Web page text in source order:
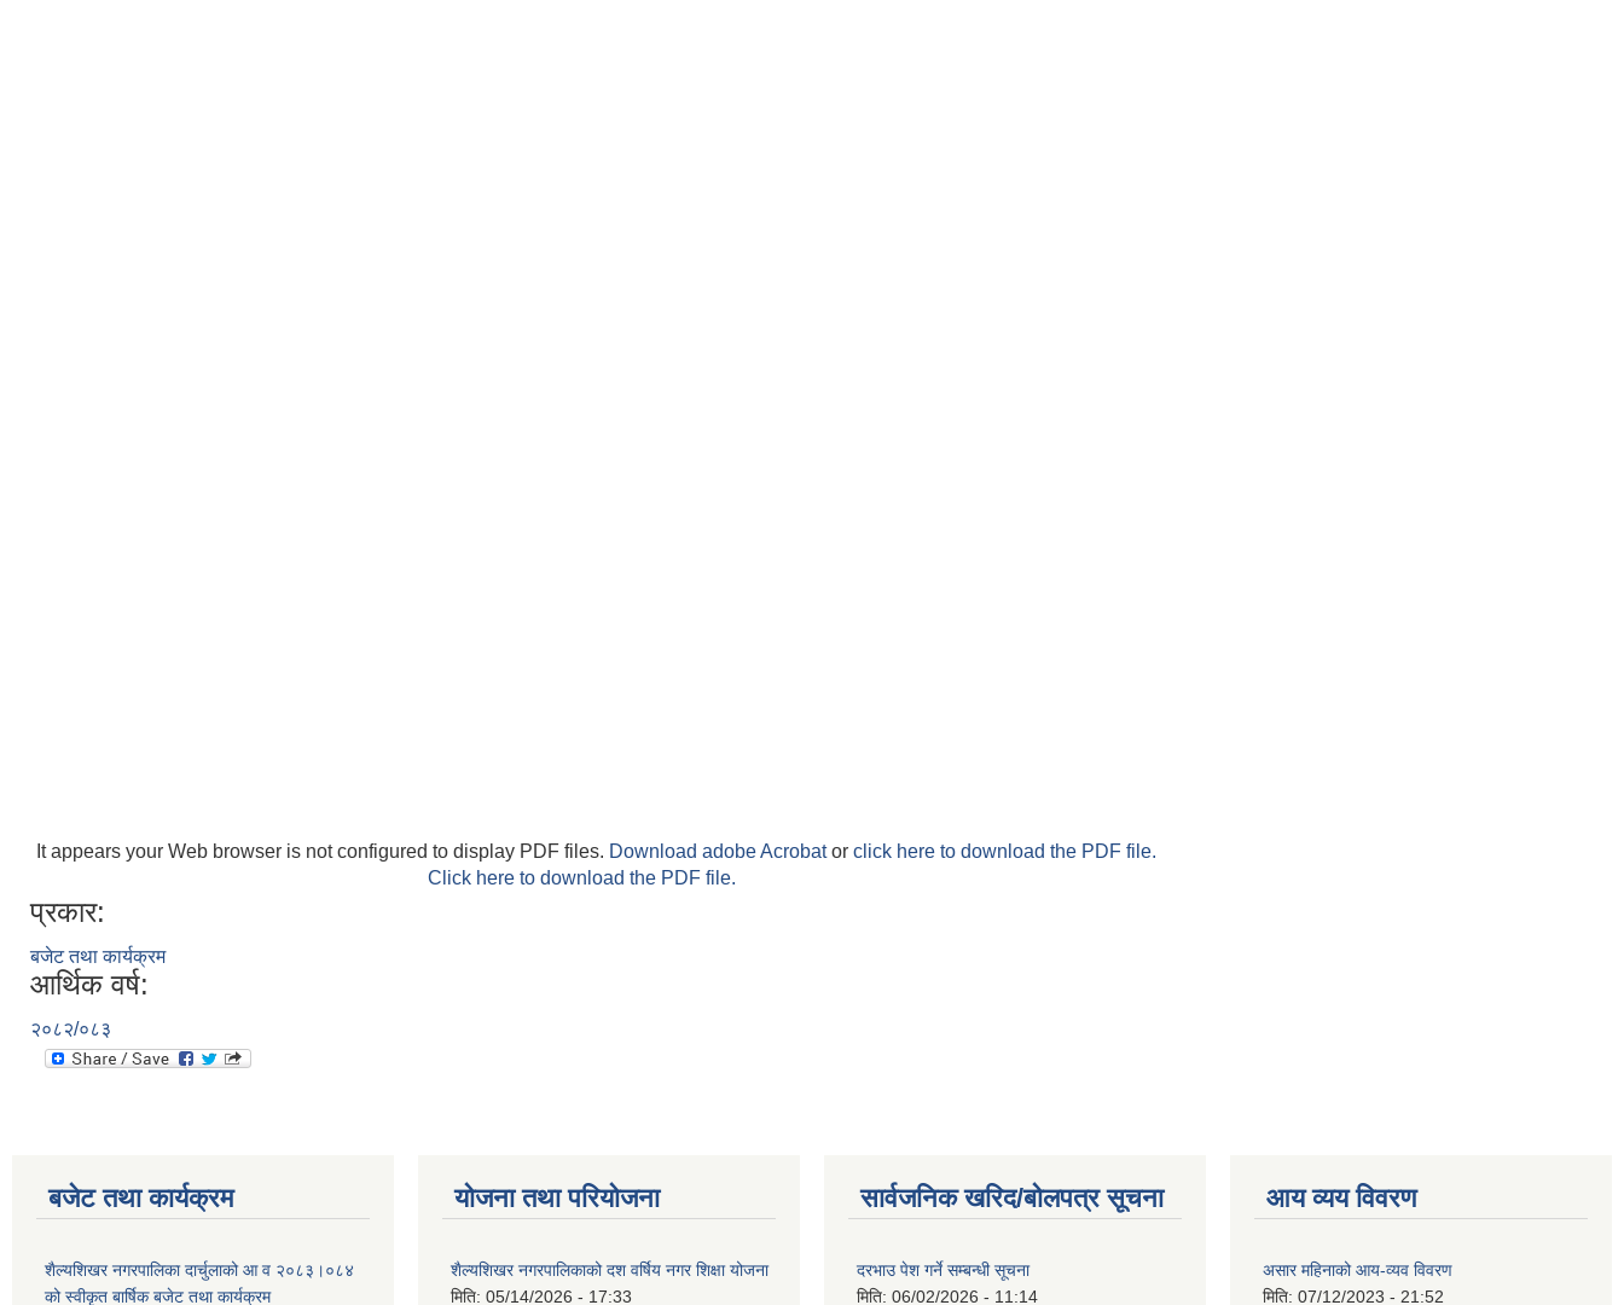
It appears your Web browser is not configured to display PDF files. Download adobe Acrobator click here to download the PDF file.
Click here to download the PDF file.
प्रकार:
बजेट तथा कार्यक्रम
आर्थिक वर्ष:
२०८२/०८३
बजेट तथा कार्यक्रम
शैल्यशिखर नगरपालिका दार्चुलाको आ व २०८३।०८४
को स्वीकृत बार्षिक बजेट तथा कार्यक्रम
योजना तथा परियोजना
शैल्यशिखर नगरपालिकाको दश वर्षिय नगर शिक्षा योजना
मिति: 05/14/2026 - 17:33
सार्वजनिक खरिद/बोलपत्र सूचना
दरभाउ पेश गर्ने सम्बन्धी सूचना
मिति: 06/02/2026 - 11:14
आय व्यय विवरण
असार महिनाको आय-व्यव विवरण
मिति: 07/12/2023 - 21:52